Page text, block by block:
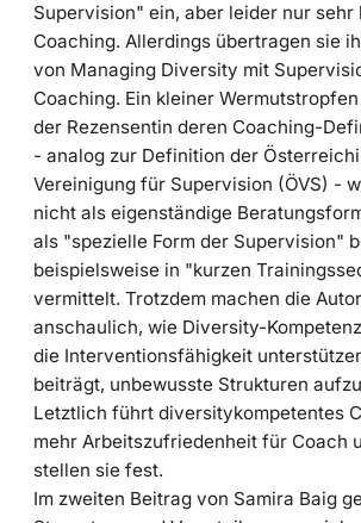
Supervision" ein, aber leider nur sehr
Coaching. Allerdings übertragen sie
von Managing Diversity mit
Coaching. Ein kleiner
der Rezensentin deren Coaching-
- analog zur Definition der
Vereinigung für Supervision (ÖVS) -
nicht als eigenständige
als "spezielle Form der Supervision"
beispielsweise in "kurzen
vermittelt. Trotzdem machen die
anschaulich, wie Diversity-
die Interventionsfähigkeit
beiträgt, unbewusste Strukturen
Letztlich führt diversitykompetentes
mehr Arbeitszufriedenheit für Coach
stellen sie fest.
Im zweiten Beitrag von Samira Baig